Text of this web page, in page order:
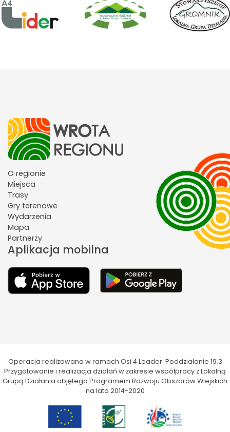
O regionie
Miejsca
Trasy
Gry terenowe
Wydarzenia
Mapa
Partnerzy
Aplikacja mobilna
Operacja realizowana w ramach Osi 4 Leader. Poddziałanie 19.3
Przygotowanie i realizacja działań w zakresie współpracy z Lokalną
Grupą Działania objętego Programem Rozwoju Obszarów Wiejskich
na lata 2014-2020